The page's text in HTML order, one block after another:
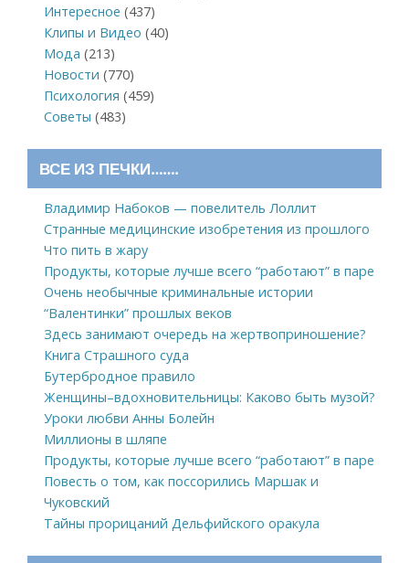
Интересное (437)
Клипы и Видео (40)
Мода (213)
Новости (770)
Психология (459)
Советы (483)
ВСЕ ИЗ ПЕЧКИ…….
Владимир Набоков — повелитель Лоллит
Странные медицинские изобретения из прошлого
Что пить в жару
Продукты, которые лучше всего “работают” в паре
Очень необычные криминальные истории
“Валентинки” прошлых веков
Здесь занимают очередь на жертвоприношение?
Книга Страшного суда
Бутербродное правило
Женщины–вдохновительницы: Каково быть музой?
Уроки любви Анны Болейн
Миллионы в шляпе
Продукты, которые лучше всего “работают” в паре
Повесть о том, как поссорились Маршак и
Чуковский
Тайны прорицаний Дельфийского оракула